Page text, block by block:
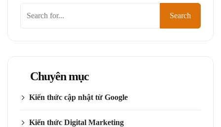
Search
Chuyên mục
Kiến thức cập nhật từ Google
Kiến thức Digital Marketing